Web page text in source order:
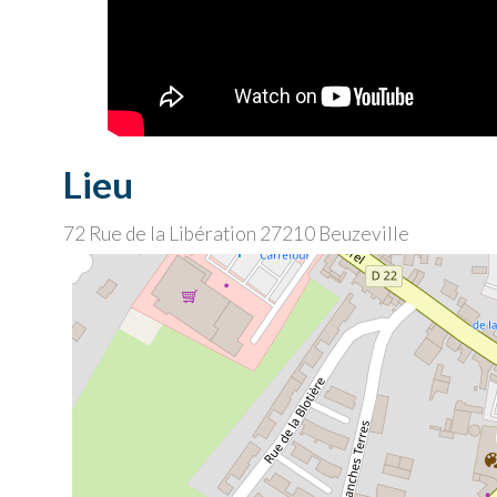
Lieu
72 Rue de la Libération 27210 Beuzeville